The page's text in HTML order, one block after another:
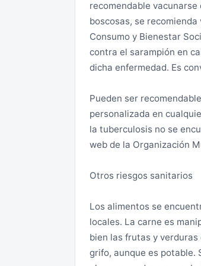
que avisa de las alarmas
Si desea abandonar el
contacto con la
Si usted permanece en
canales habituales para
de contacto y comunicar
carretera, ferrocarril, o
La capacidad de la
cualquier naturaleza a
extraordinariamente
período de tiempo.
recomendable
boscosas, se
Consumo y Bienestar
contra el sarampión en
dicha enfermedad. Es
Pueden ser
personalizada en
la tuberculosis no se
web de la Organización
Otros riesgos sanitarios
Los alimentos se
locales. La carne es
bien las frutas y verduras
grifo, aunque es potable.